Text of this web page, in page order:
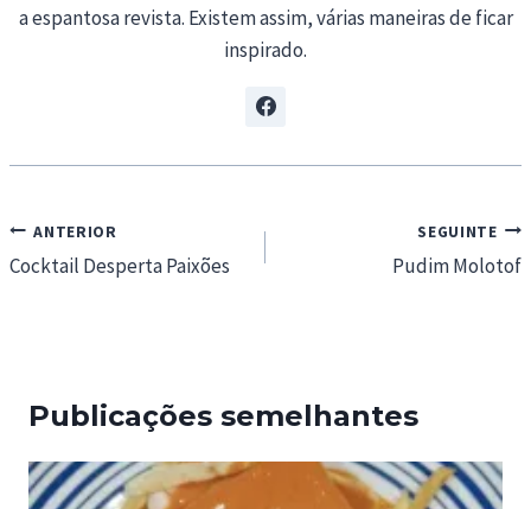
a espantosa revista. Existem assim, várias maneiras de ficar
inspirado.
Navegação
de
ANTERIOR
Cocktail Desperta Paixões
SEGUINTE
Pudim Molotof
Publicações semelhantes